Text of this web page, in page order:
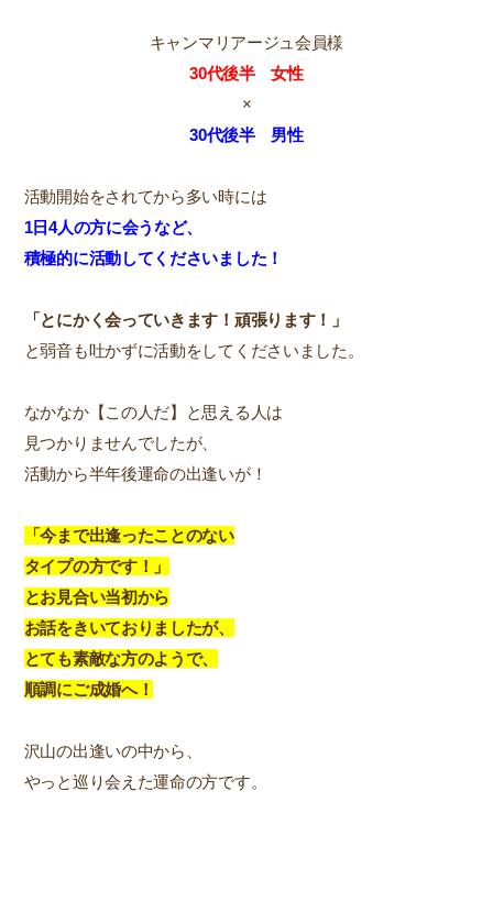
キャンマリアージュ会員様
30代後半 女性
×
30代後半 男性
活動開始をされてから多い時には
1日4人の方に会うなど、
積極的に活動してくださいました！
「とにかく会っていきます！頑張ります！」
と弱音も吐かずに活動をしてくださいました。
なかなか【この人だ】と思える人は
見つかりませんでしたが、
活動から半年後運命の出逢いが！
「今まで出逢ったことのない
タイプの方です！」
とお見合い当初から
お話をきいておりましたが、
とても素敵な方のようで、
順調にご成婚へ！
沢山の出逢いの中から、
やっと巡り会えた運命の方です。